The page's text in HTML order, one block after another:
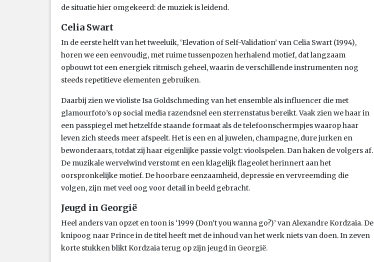
de situatie hier omgekeerd: de muziek is leidend.
Celia Swart
In de eerste helft van het tweeluik, ‘Elevation of Self-Validation’ van Celia Swart (1994),
horen we een eenvoudig, met ruime tussenpozen herhalend motief, dat langzaam
opbouwt tot een energiek ritmisch geheel, waarin de verschillende instrumenten nog
steeds repetitieve elementen gebruiken.
Daarbij zien we violiste Isa Goldschmeding van het ensemble als influencer die met
glamourfoto’s op social media razendsnel een sterrenstatus bereikt. Vaak zien we haar in
een passpiegel met hetzelfde staande formaat als de telefoonschermpjes waarop haar
leven zich steeds meer afspeelt. Het is een en al juwelen, champagne, dure jurken en
bewonderaars, totdat zij haar eigenlijke passie volgt: vioolspelen. Dan haken de volgers af.
De muzikale wervelwind verstomt en een klagelijk flageolet herinnert aan het
oorspronkelijke motief. De hoorbare eenzaamheid, depressie en vervreemding die
volgen, zijn met veel oog voor detail in beeld gebracht.
Jeugd in Georgië
Heel anders van opzet en toon is ‘1999 (Don’t you wanna go?)’ van Alexandre Kordzaia. De
knipoog naar Prince in de titel heeft met de inhoud van het werk niets van doen. In zeven
korte stukken blikt Kordzaia terug op zijn jeugd in Georgië.